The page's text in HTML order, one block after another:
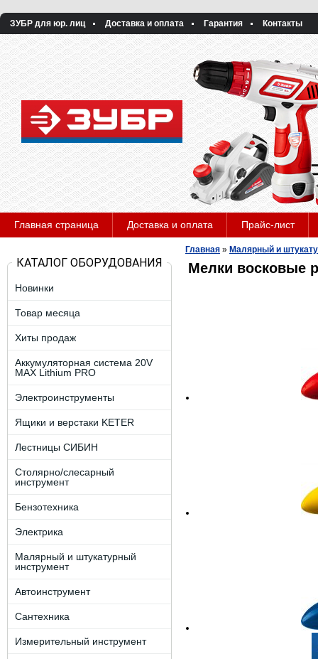
ЗУБР для юр. лиц Доставка и оплата Гарантия Контакты
Главная страница Доставка и оплата Прайс-лист
КАТАЛОГ ОБОРУДОВАНИЯ
Новинки
Товар месяца
Хиты продаж
Аккумуляторная система 20V
MAX Lithium PRO
Электроинструменты
Ящики и верстаки KETER
Лестницы СИБИН
Столярно/слесарный
инструмент
Бензотехника
Электрика
Малярный и штукатурный
инструмент
Автоинструмент
Сантехника
Измерительный инструмент
Главная » Малярный и
Мелки восковые